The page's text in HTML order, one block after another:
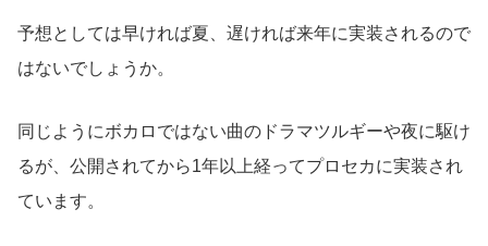
予想としては早ければ夏、遅ければ来年に実装されるので
はないでしょうか。
同じようにボカロではない曲のドラマツルギーや夜に駆け
るが、公開されてから1年以上経ってプロセカに実装され
ています。